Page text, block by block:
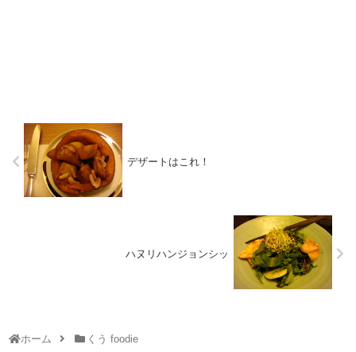
デザートはこれ！
ハヌリハンジョンシッ
ホーム くう foodie